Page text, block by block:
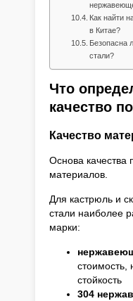
Как найти
в Китае?
Безопасна
стали?
Что
качество
Качество
Основа качества
материалов.
Для кастрюль и
стали наиболее
марки:
стоимость,
стойкость
304